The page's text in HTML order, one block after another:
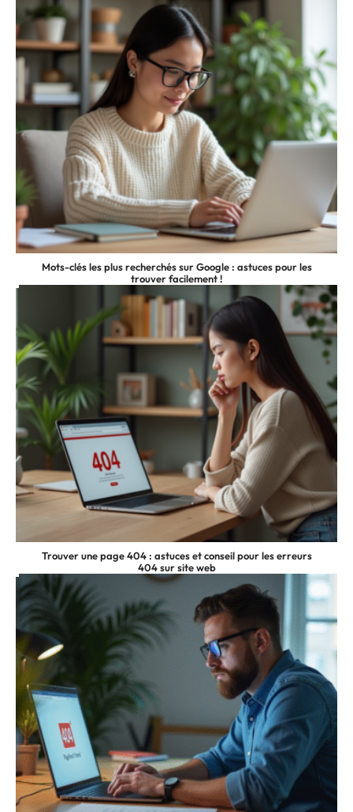
Mots-clés les plus recherchés sur Google : astuces pour les
trouver facilement !
Trouver une page 404 : astuces et conseil pour les erreurs
404 sur site web